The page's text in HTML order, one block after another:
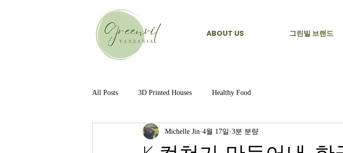
ABOUT US 그린빌 브랜드
All Posts 3D Printed Houses Healthy Food
Michelle Jin 4월 17일 3분 분량